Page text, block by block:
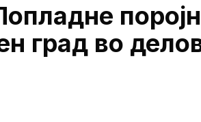
град во